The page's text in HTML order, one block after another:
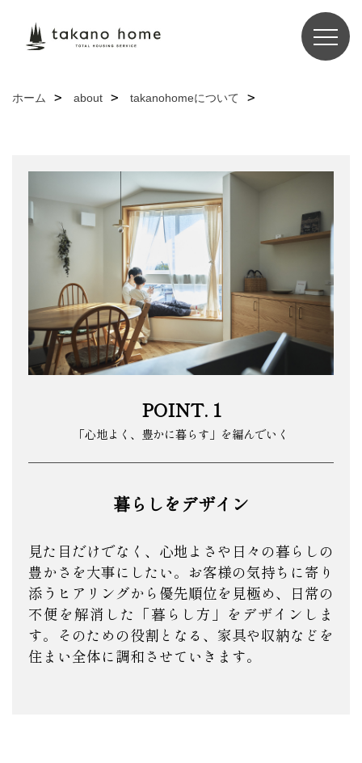
ホーム about takanohomeについて
POINT. 1
「心地よく、豊かに暮らす」を編んでいく
暮らしをデザイン
見た目だけでなく、心地よさや日々の暮らしの
豊かさを大事にしたい。お客様の気持ちに寄り
添うヒアリングから優先順位を見極め、日常の
不便を解消した「暮らし方」をデザインしま
す。そのための役割となる、家具や収納などを
住まい全体に調和させていきます。